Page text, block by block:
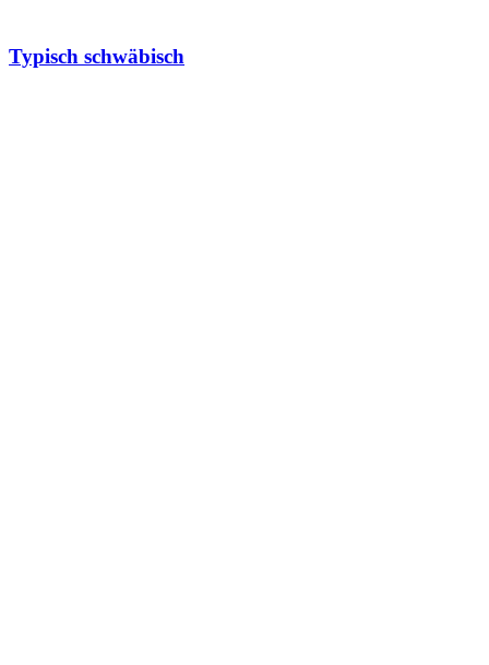
Typisch schwäbisch